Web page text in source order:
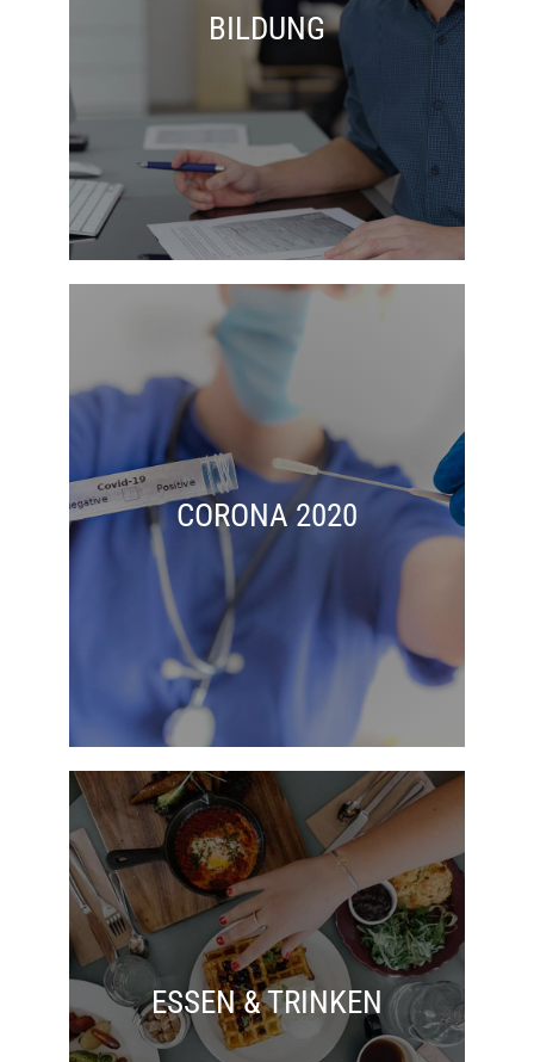
BILDUNG
CORONA 2020
ESSEN & TRINKEN